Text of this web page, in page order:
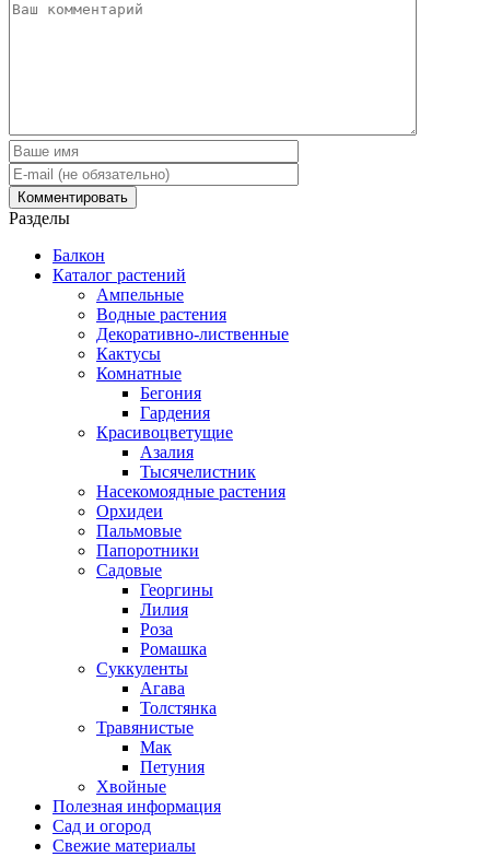
Разделы
Балкон
Каталог растений
Ампельные
Водные растения
Декоративно-лиственные
Кактусы
Комнатные
Бегония
Гардения
Красивоцветущие
Азалия
Тысячелистник
Насекомоядные растения
Орхидеи
Пальмовые
Папоротники
Садовые
Георгины
Лилия
Роза
Ромашка
Суккуленты
Агава
Толстянка
Травянистые
Мак
Петуния
Хвойные
Полезная информация
Сад и огород
Свежие материалы